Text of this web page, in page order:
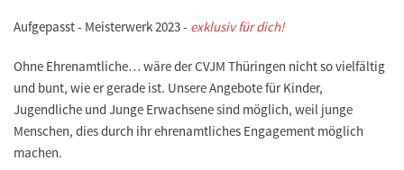
Aufgepasst - Meisterwerk 2023 - exklusiv für dich!
Ohne Ehrenamtliche… wäre der CVJM Thüringen nicht so vielfältig
und bunt, wie er gerade ist. Unsere Angebote für Kinder,
Jugendliche und Junge Erwachsene sind möglich, weil junge
Menschen, dies durch ihr ehrenamtliches Engagement möglich
machen.